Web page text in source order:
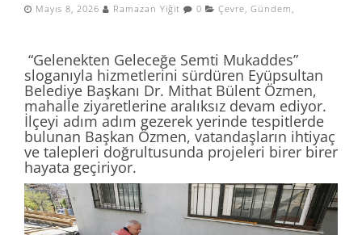
Mayıs 8, 2026 Ramazan Yiğit 0 Çevre, Gündem ,
“Gelenekten Geleceğe Semti Mukaddes”
sloganıyla hizmetlerini sürdüren Eyüpsultan
Belediye Başkanı Dr. Mithat Bülent Özmen,
mahalle ziyaretlerine aralıksız devam ediyor.
İlçeyi adım adım gezerek yerinde tespitlerde
bulunan Başkan Özmen, vatandaşların ihtiyaç
ve talepleri doğrultusunda projeleri birer birer
hayata geçiriyor.